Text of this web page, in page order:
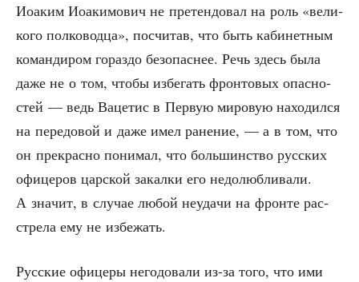
Иоаким Иоаки­мо­вич не пре­тен­до­вал на роль «вели­
ко­го пол­ко­вод­ца», посчи­тав, что быть каби­нет­ным
коман­ди­ром гораз­до без­опас­нее. Речь здесь была
даже не о том, что­бы избе­гать фрон­то­вых опас­но­
стей — ведь Ваце­тис в Первую миро­вую нахо­дил­ся
на пере­до­вой и даже имел ране­ние, — а в том, что
он пре­крас­но пони­мал, что боль­шин­ство рус­ских
офи­це­ров цар­ской закал­ки его недо­люб­ли­ва­ли.
А зна­чит, в слу­чае любой неуда­чи на фрон­те рас­
стре­ла ему не избежать.
Рус­ские офи­це­ры него­до­ва­ли из-за того, что ими